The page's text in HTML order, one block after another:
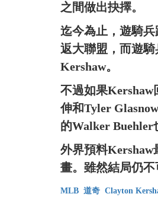
之間做出抉擇。
迄今為止，遊騎
返大聯盟，而遊
Kershaw。
不過如果Kershaw
伸和Tyler
的Walker Buehler
外界預料Kershaw
畫。雖然結局仍不
MLB 道奇 Clayton